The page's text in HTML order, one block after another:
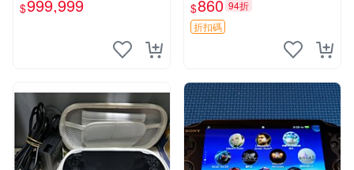
$999,999
售不退不換
$860 94折
折扣碼